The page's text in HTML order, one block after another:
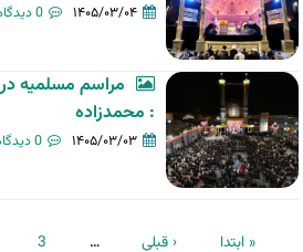
۱۴۰۵/۰۳/۰۴ 0 دیدگاه
: محمدزاده
۱۴۰۵/۰۳/۰۳ 0 دیدگاه
صفحه‌ها« ابتدا ‹ قبلی …
3